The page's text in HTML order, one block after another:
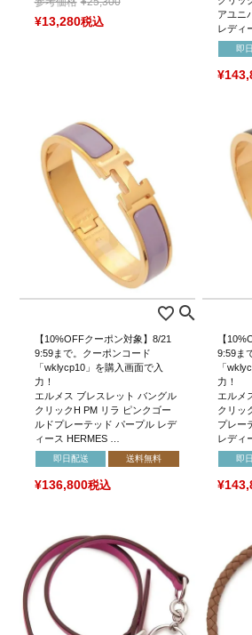
¥13,280税込
アユニ
レディ
即
¥
【10%OFFクーポン対象】8/21
9:59まで。クーポンコード
「wklycp10」を購入画面で入
力！
エルメス ブレスレット バングル
クリックH PM リラ ピンクゴー
ルドプレーテッド パープル レデ
ィース HERMES …
即日配送 送料無料
¥136,800税込
【
9:59ま
「
力！
エルメ
クリッ
プレー
レディ
即
¥